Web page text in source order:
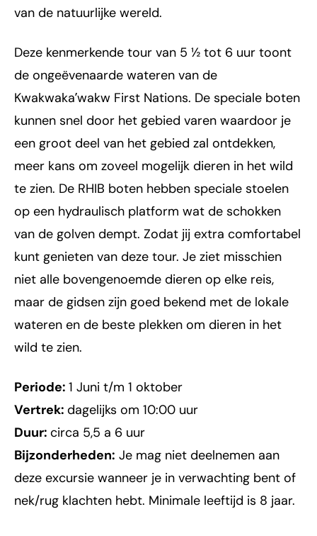
van de natuurlijke wereld.
Deze kenmerkende tour van 5 ½ tot 6 uur toont
de ongeëvenaarde wateren van de
Kwakwakaʼwakw First Nations. De speciale boten
kunnen snel door het gebied varen waardoor je
een groot deel van het gebied zal ontdekken,
meer kans om zoveel mogelijk dieren in het wild
te zien. De RHIB boten hebben speciale stoelen
op een hydraulisch platform wat de schokken
van de golven dempt. Zodat jij extra comfortabel
kunt genieten van deze tour. Je ziet misschien
niet alle bovengenoemde dieren op elke reis,
maar de gidsen zijn goed bekend met de lokale
wateren en de beste plekken om dieren in het
wild te zien.
Periode: 1 Juni t/m 1 oktober
Vertrek: dagelijks om 10:00 uur
Duur: circa 5,5 a 6 uur
Bijzonderheden: Je mag niet deelnemen aan
deze excursie wanneer je in verwachting bent of
nek/rug klachten hebt. Minimale leeftijd is 8 jaar.